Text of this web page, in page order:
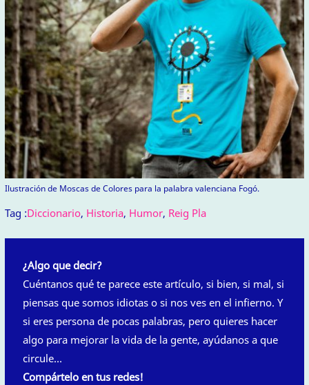
Ilustración de Moscas de Colores para la palabra valenciana Fogó.
Tag :Diccionario, Historia, Humor, Reig Pla
¿Algo que decir?
Cuéntanos qué te parece este artículo, si bien, si mal, si
piensas que somos idiotas o si nos ves en el infierno. Y
si eres persona de pocas palabras, pero quieres hacer
algo para mejorar la vida de la gente, ayúdanos a que
circule…
Compártelo en tus redes!